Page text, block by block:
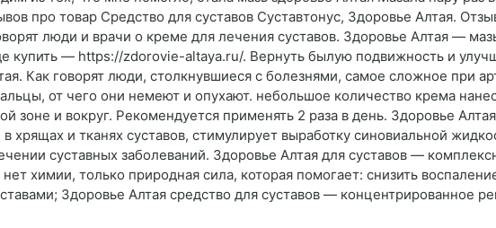
про товар Средство для суставов Суставтонус, Здоровье Алтая.
люди и врачи о креме для лечения суставов. Здоровье Алтая —
купить — https://zdorovie-altaya.ru/. Вернуть былую подвижность и
Как говорят люди, столкнувшиеся с болезнями, самое сложное при
от чего они немеют и опухают. небольшое количество крема
и вокруг. Рекомендуется применять 2 раза в день. Здоровье
и тканях суставов, стимулирует выработку синовиальной
суставных заболеваний. Здоровье Алтая для суставов —
химии, только природная сила, которая помогает: снизить
Здоровье Алтая средство для суставов — концентрированное